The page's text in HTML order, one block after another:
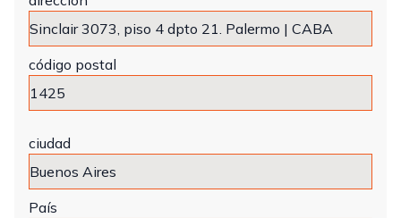
código postal
ciudad
País